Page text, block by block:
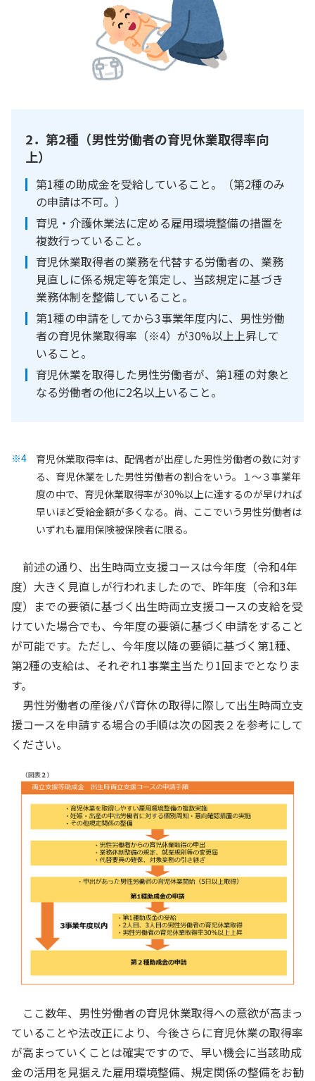
2．第2種（男性労働者の育児休業取得率向
上）
第1種の助成金を受給していること。（第2種のみ
の申請は不可。）
育児・介護休業法に定める雇用環境整備の措置を
複数行っていること。
育児休業取得者の業務を代替する労働者の、業務
見直しに係る規定等を策定し、当該規定に基づき
業務体制を整備していること。
第1種の申請をしてから3事業年度内に、男性労働
者の育児休業取得率（※4）が30%以上上昇して
いること。
育児休業を取得した男性労働者が、第1種の対象と
なる労働者の他に2名以上いること。
育児休業取得率は、配偶者が出産した男性労働者の数に対す
る、育児休業をした男性労働者の割合をいう。１～３事業年
度の中で、育児休業取得率が30%以上に達するのが早ければ
早いほど受給金額が多くなる。尚、ここでいう男性労働者は
いずれも雇用保険被保険者に限る。
前述の通り、出生時両立支援コースは今年度（令和4年
度）大きく見直しが行われましたので、昨年度（令和3年
度）までの要領に基づく出生時両立支援コースの支給を受
けていた場合でも、今年度の要領に基づく申請をすること
が可能です。ただし、今年度以降の要領に基づく第1種、
第2種の支給は、それぞれ1事業主当たり1回までとなりま
す。
男性労働者の産後パパ育休の取得に際して出生時両立支
援コースを申請する場合の手順は次の図表２を参考にして
ください。
ここ数年、男性労働者の育児休業取得への意欲が高まっ
ていることや法改正により、今後さらに育児休業の取得率
が高まっていくことは確実ですので、早い機会に当該助成
金の活用を見据えた雇用環境整備、規定関係の整備をお勧